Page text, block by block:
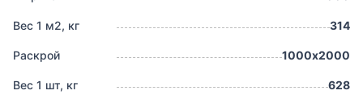
Вес 1 м2, кг 314
Раскрой 1000х2000
Вес 1 шт, кг 628